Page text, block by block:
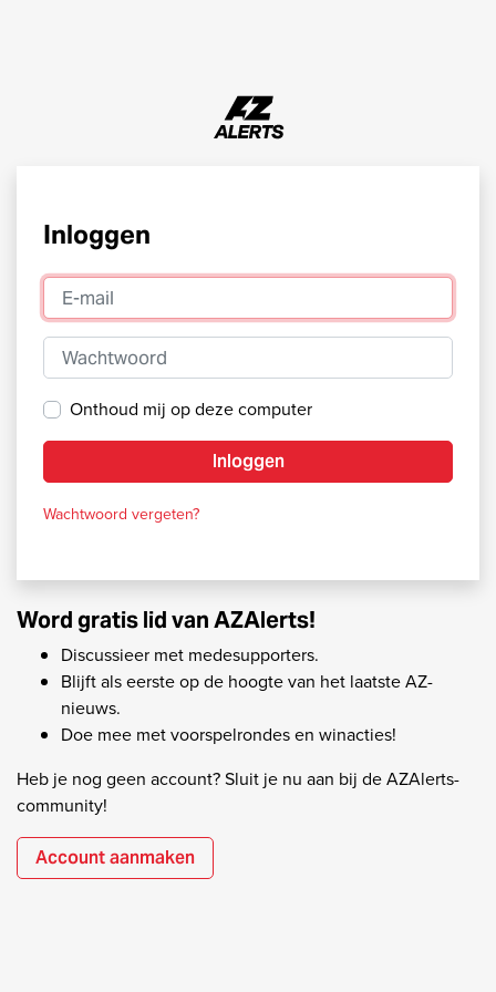
Inloggen
E-mail
Wachtwoord
Onthoud mij op deze computer
Inloggen
Wachtwoord vergeten?
Word gratis lid van AZAlerts!
Discussieer met medesupporters.
Blijft als eerste op de hoogte van het laatste AZ-
nieuws.
Doe mee met voorspelrondes en winacties!
Heb je nog geen account? Sluit je nu aan bij de AZAlerts-
community!
Account aanmaken